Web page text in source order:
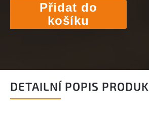
Přidat do
košíku
DETAILNÍ POPIS